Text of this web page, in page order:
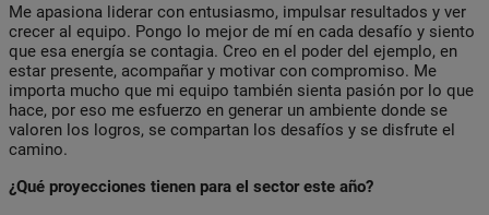
Me apasiona liderar con entusiasmo, impulsar resultados y ver
crecer al equipo. Pongo lo mejor de mí en cada desafío y siento
que esa energía se contagia. Creo en el poder del ejemplo, en
estar presente, acompañar y motivar con compromiso. Me
importa mucho que mi equipo también sienta pasión por lo que
hace, por eso me esfuerzo en generar un ambiente donde se
valoren los logros, se compartan los desafíos y se disfrute el
camino.
¿Qué proyecciones tienen para el sector este año?